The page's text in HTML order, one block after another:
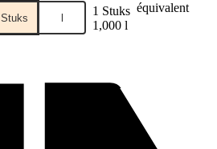
Stuks l 1 Stuks équivalent
1,000 l